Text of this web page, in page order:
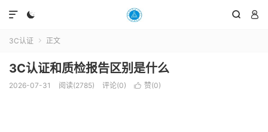
  

3C认证  正文
3C认证和质检报告区别是什么
2026-07-31 阅读(2785) 评论(0)  赞(0)